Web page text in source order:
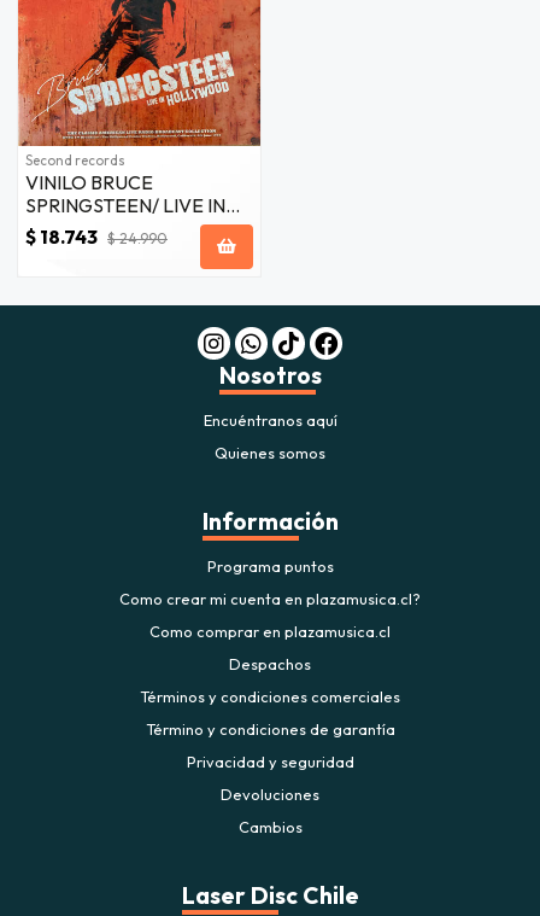
Second records
VINILO BRUCE
SPRINGSTEEN/ LIVE IN
HOLLYWOOD 1992
(CLEAR) 1LP
$ 18.743 $ 24.990
Nosotros
Encuéntranos aquí
Quienes somos
Información
Programa puntos
Como crear mi cuenta en plazamusica.cl?
Como comprar en plazamusica.cl
Despachos
Términos y condiciones comerciales
Término y condiciones de garantía
Privacidad y seguridad
Devoluciones
Cambios
Laser Disc Chile